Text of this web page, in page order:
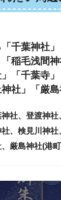
千葉神社
稲毛浅間神
」「千葉寺
社」「厳島
社、登渡神
、検見川神
厳島神社(港